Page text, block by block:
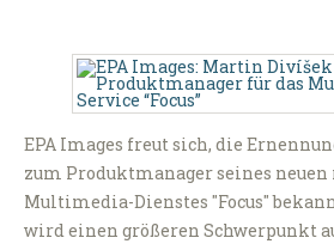
EPA Images freut sich, die
zum Produktmanager seines
Multimedia-Dienstes "Focus"
wird einen größeren Schwerpunkt